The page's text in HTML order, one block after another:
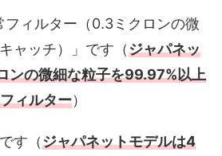
フィルター（0.3ミクロンの微
ャッチ）」です（ジャパネッ
ンの微細な粒子を99.97%以上
ィルター）
す（ジャパネットモデルは4